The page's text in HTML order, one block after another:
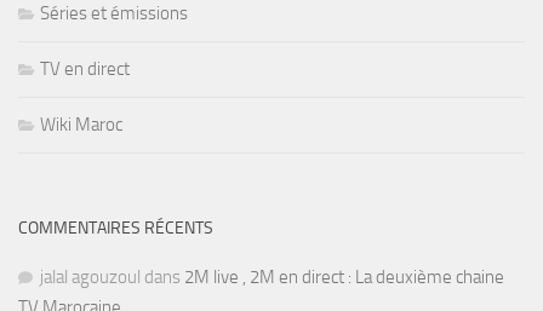
Séries et émissions
TV en direct
Wiki Maroc
COMMENTAIRES RÉCENTS
jalal agouzoul dans 2M live , 2M en direct : La deuxième chaine